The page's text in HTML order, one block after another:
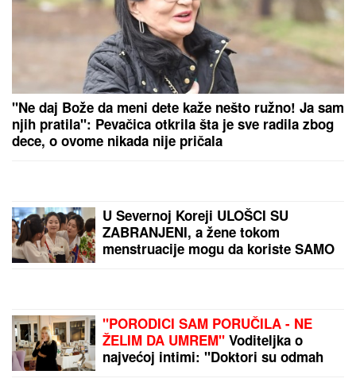
"Ne daj Bože da meni dete kaže nešto ružno! Ja sam
njih pratila": Pevačica otkrila šta je sve radila zbog
dece, o ovome nikada nije pričala
U Severnoj Koreji ULOŠCI SU
ZABRANJENI, a žene tokom
menstruacije mogu da koriste SAMO
"PORODICI SAM PORUČILA - NE
ŽELIM DA UMREM" Voditeljka o
najvećoj intimi: "Doktori su odmah